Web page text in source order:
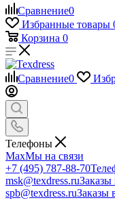
Сравнение0
Избранные товары
Корзина 0
Сравнение0
Телефоны
MaxМы на связи
+7 (495) 787-88-70
msk@texdress.ru
spb@texdress.ruЗаказы